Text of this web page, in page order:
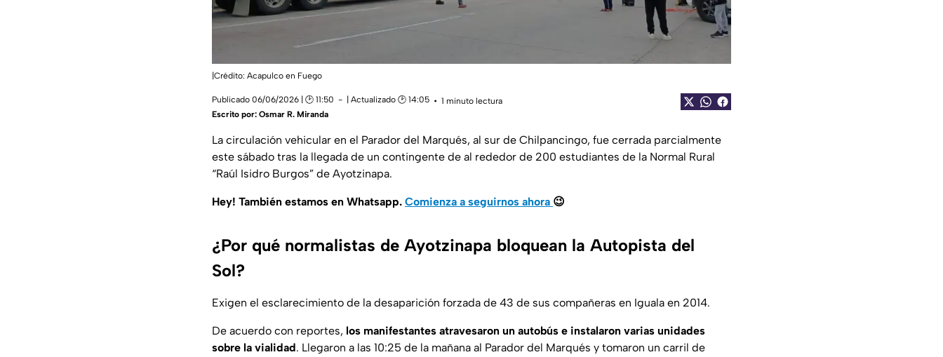
|Crédito: Acapulco en Fuego
Publicado 06/06/2026 | 🕑 11:50 | Actualizado 🕑 14:05
1 minuto lectura
Escrito por: Osmar R. Miranda
La circulación vehicular en el Parador del Marqués, al sur de Chilpancingo, fue cerrada parcialmente
este sábado tras la llegada de un contingente de al rededor de 200 estudiantes de la Normal Rural
“Raúl Isidro Burgos” de Ayotzinapa.
Hey! También estamos en Whatsapp. Comienza a seguirnos ahora 😉
¿Por qué normalistas de Ayotzinapa bloquean la Autopista del
Sol?
Exigen el esclarecimiento de la desaparición forzada de 43 de sus compañeras en Iguala en 2014.
De acuerdo con reportes, los manifestantes atravesaron un autobús e instalaron varias unidades
sobre la vialidad. Llegaron a las 10:25 de la mañana al Parador del Marqués y tomaron un carril de